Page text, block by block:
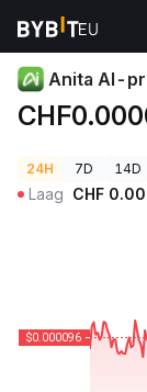
Cryptoprijzen
Anita AI-
24H 7D 14D
Laag CHF